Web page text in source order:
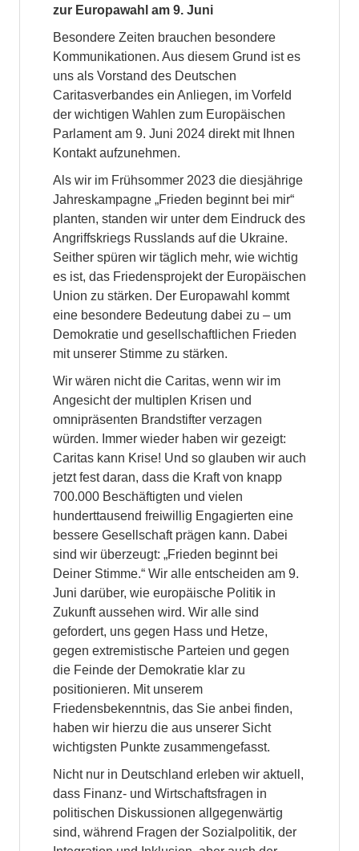
zur Europawahl am 9. Juni
Besondere Zeiten brauchen besondere
Kommunikationen. Aus diesem Grund ist es
uns als Vorstand des Deutschen
Caritasverbandes ein Anliegen, im Vorfeld
der wichtigen Wahlen zum Europäischen
Parlament am 9. Juni 2024 direkt mit Ihnen
Kontakt aufzunehmen.
Als wir im Frühsommer 2023 die diesjährige
Jahreskampagne „Frieden beginnt bei mir“
planten, standen wir unter dem Eindruck des
Angriffskriegs Russlands auf die Ukraine.
Seither spüren wir täglich mehr, wie wichtig
es ist, das Friedensprojekt der Europäischen
Union zu stärken. Der Europawahl kommt
eine besondere Bedeutung dabei zu – um
Demokratie und gesellschaftlichen Frieden
mit unserer Stimme zu stärken.
Wir wären nicht die Caritas, wenn wir im
Angesicht der multiplen Krisen und
omnipräsenten Brandstifter verzagen
würden. Immer wieder haben wir gezeigt:
Caritas kann Krise! Und so glauben wir auch
jetzt fest daran, dass die Kraft von knapp
700.000 Beschäftigten und vielen
hunderttausend freiwillig Engagierten eine
bessere Gesellschaft prägen kann. Dabei
sind wir überzeugt: „Frieden beginnt bei
Deiner Stimme.“ Wir alle entscheiden am 9.
Juni darüber, wie europäische Politik in
Zukunft aussehen wird. Wir alle sind
gefordert, uns gegen Hass und Hetze,
gegen extremistische Parteien und gegen
die Feinde der Demokratie klar zu
positionieren. Mit unserem
Friedensbekenntnis, das Sie anbei finden,
haben wir hierzu die aus unserer Sicht
wichtigsten Punkte zusammengefasst.
Nicht nur in Deutschland erleben wir aktuell,
dass Finanz- und Wirtschaftsfragen in
politischen Diskussionen allgegenwärtig
sind, während Fragen der Sozialpolitik, der